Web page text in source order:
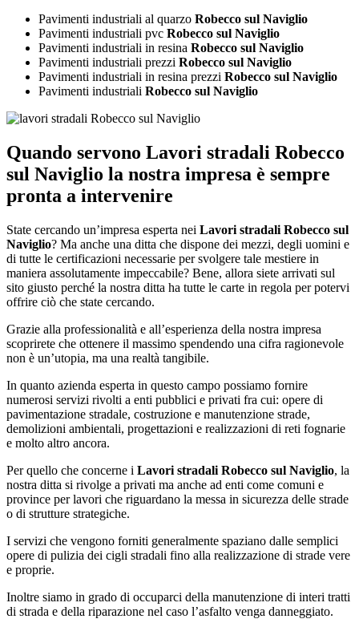
Pavimenti industriali al quarzo Robecco sul Naviglio
Pavimenti industriali pvc Robecco sul Naviglio
Pavimenti industriali in resina Robecco sul Naviglio
Pavimenti industriali prezzi Robecco sul Naviglio
Pavimenti industriali in resina prezzi Robecco sul Naviglio
Pavimenti industriali Robecco sul Naviglio
Quando servono Lavori stradali Robecco
sul Naviglio la nostra impresa è sempre
pronta a intervenire
State cercando un’impresa esperta nei Lavori stradali Robecco sul
Naviglio? Ma anche una ditta che dispone dei mezzi, degli uomini e
di tutte le certificazioni necessarie per svolgere tale mestiere in
maniera assolutamente impeccabile? Bene, allora siete arrivati sul
sito giusto perché la nostra ditta ha tutte le carte in regola per potervi
offrire ciò che state cercando.
Grazie alla professionalità e all’esperienza della nostra impresa
scoprirete che ottenere il massimo spendendo una cifra ragionevole
non è un’utopia, ma una realtà tangibile.
In quanto azienda esperta in questo campo possiamo fornire
numerosi servizi rivolti a enti pubblici e privati fra cui: opere di
pavimentazione stradale, costruzione e manutenzione strade,
demolizioni ambientali, progettazioni e realizzazioni di reti fognarie
e molto altro ancora.
Per quello che concerne i Lavori stradali Robecco sul Naviglio, la
nostra ditta si rivolge a privati ma anche ad enti come comuni e
province per lavori che riguardano la messa in sicurezza delle strade
o di strutture strategiche.
I servizi che vengono forniti generalmente spaziano dalle semplici
opere di pulizia dei cigli stradali fino alla realizzazione di strade vere
e proprie.
Inoltre siamo in grado di occuparci della manutenzione di interi tratti
di strada e della riparazione nel caso l’asfalto venga danneggiato.